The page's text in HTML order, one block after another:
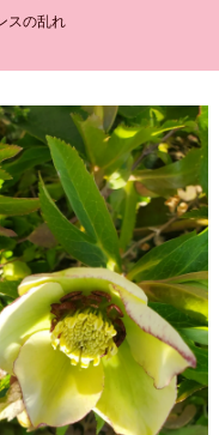
スの乱れ